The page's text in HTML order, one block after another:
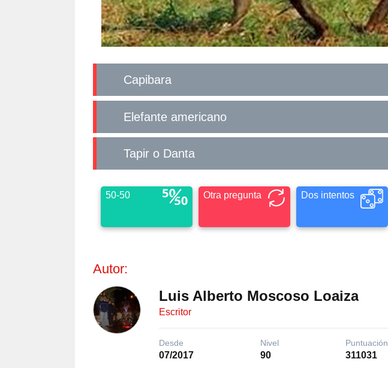
Capibara
Elefante americano
Tapir o Danta
50-50 Otra pregunta Dos intentos
Autor:
Luis Alberto Moscoso Loaiza
Escritor
Desde
07/2017
Nivel
90
Puntuación
311031